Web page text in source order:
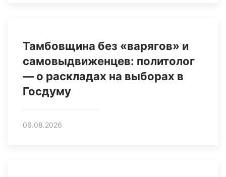
Тамбовщина без «варягов» и
самовыдвиженцев: политолог
— о раскладах на выборах в
Госдуму
06.08.2026